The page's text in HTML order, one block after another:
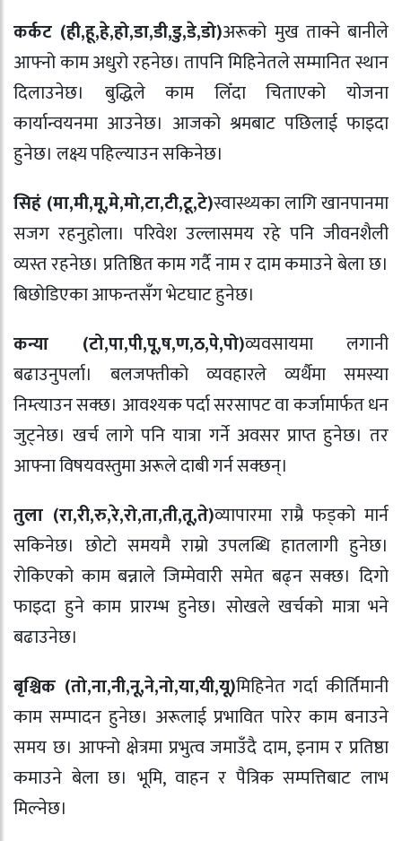
कर्कट (ही,हू,हे,हो,डा,डी,डु,डे,डो)अरूको मुख ताक्ने बानीले
आफ्नो काम अधुरो रहनेछ। तापनि मिहिनेतले सम्मानित स्थान
दिलाउनेछ। बुद्धिले काम लिँदा चिताएको योजना
कार्यान्वयनमा आउनेछ। आजको श्रमबाट पछिलाई फाइदा
हुनेछ। लक्ष्य पहिल्याउन सकिनेछ।
सिहं (मा,मी,मू,मे,मो,टा,टी,टू,टे)स्वास्थ्यका लागि खानपानमा
सजग रहनुहोला। परिवेश उल्लासमय रहे पनि जीवनशैली
व्यस्त रहनेछ। प्रतिष्ठित काम गर्दै नाम र दाम कमाउने बेला छ।
बिछोडिएका आफन्तसँग भेटघाट हुनेछ।
कन्या (टो,पा,पी,पू,ष,ण,ठ,पे,पो)व्यवसायमा लगानी
बढाउनुपर्ला। बलजफ्तीको व्यवहारले व्यर्थैमा समस्या
निम्त्याउन सक्छ। आवश्यक पर्दा सरसापट वा कर्जामार्फत धन
जुट्नेछ। खर्च लागे पनि यात्रा गर्ने अवसर प्राप्त हुनेछ। तर
आफ्ना विषयवस्तुमा अरूले दाबी गर्न सक्छन्।
तुला (रा,री,रु,रे,रो,ता,ती,तू,ते)व्यापारमा राम्रै फड्को मार्न
सकिनेछ। छोटो समयमै राम्रो उपलब्धि हातलागी हुनेछ।
रोकिएको काम बन्नाले जिम्मेवारी समेत बढ्न सक्छ। दिगो
फाइदा हुने काम प्रारम्भ हुनेछ। सोखले खर्चको मात्रा भने
बढाउनेछ।
बृश्चिक (तो,ना,नी,नू,ने,नो,या,यी,यू)मिहिनेत गर्दा कीर्तिमानी
काम सम्पादन हुनेछ। अरूलाई प्रभावित पारेर काम बनाउने
समय छ। आफ्नो क्षेत्रमा प्रभुत्व जमाउँदै दाम, इनाम र प्रतिष्ठा
कमाउने बेला छ। भूमि, वाहन र पैत्रिक सम्पत्तिबाट लाभ
मिल्नेछ।